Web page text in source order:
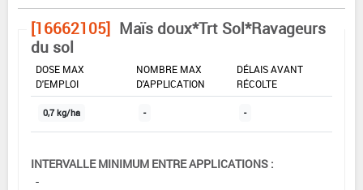
[16662105] Maïs doux*Trt Sol*Ravageurs
du sol
DOSE MAX
D'EMPLOI
NOMBRE MAX
D'APPLICATION
DÉLAIS AVANT
RÉCOLTE
0,7 kg/ha - -
INTERVALLE MINIMUM ENTRE APPLICATIONS :
-